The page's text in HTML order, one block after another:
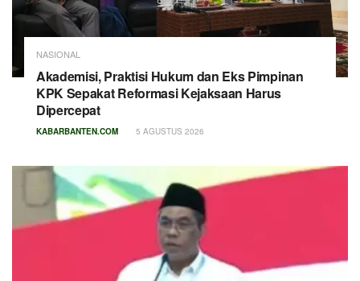
NASIONAL
Akademisi, Praktisi Hukum dan Eks Pimpinan
KPK Sepakat Reformasi Kejaksaan Harus
Dipercepat
KABARBANTEN.COM 5 AGUSTUS 2026